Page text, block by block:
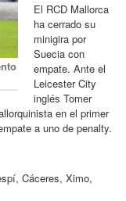
El RCD Mallorca
ha cerrado su
minigira por
Suecia con
empate. Ante el
Leicester City
inglés Tomer
en el primer
a uno de penalty.
Cáceres, Ximo,